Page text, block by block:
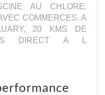
AU CHLORE.
COMMERCES. A
20 KMS DE
DIRECT A L